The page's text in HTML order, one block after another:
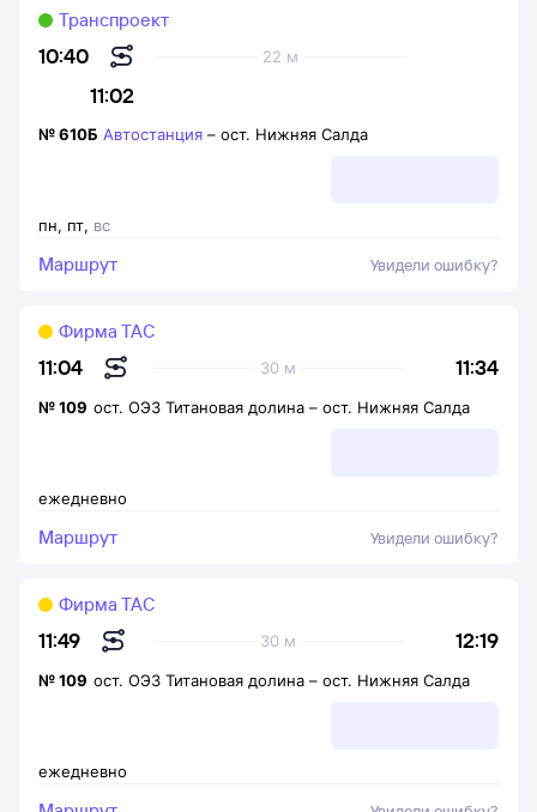
10:40
11:02
22 м
Транспроект
пн, пт, вс
№610Б Автостанция – ост. Нижняя Салда
Маршрут Увидели ошибку?
11:04 11:34
30 м
Фирма ТАС
ежедневно
№109 ост. ОЭЗ Титановая долина – ост. Нижняя Салда
Маршрут Увидели ошибку?
11:49 12:19
30 м
Фирма ТАС
ежедневно
№109 ост. ОЭЗ Титановая долина – ост. Нижняя Салда